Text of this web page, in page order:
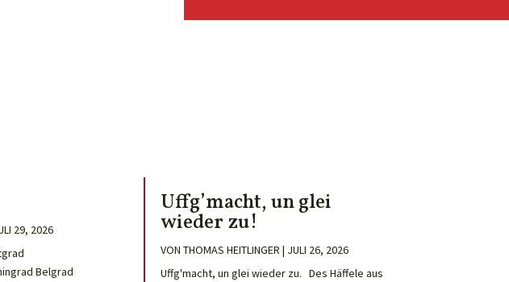
29, 2026
Belgrad
Uffg’macht, un glei
wieder zu!
VON THOMAS HEITLINGER | JULI 26, 2026
Uffg'macht, un glei wieder zu. Des Häffele aus